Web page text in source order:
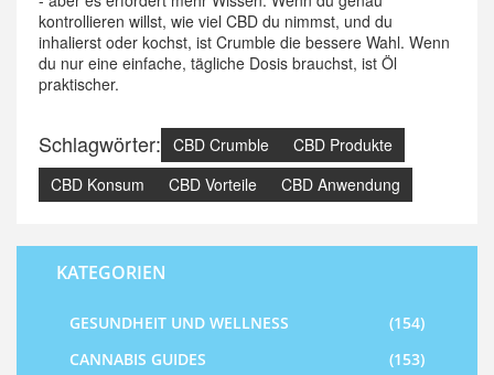
kontrollieren willst, wie viel CBD du nimmst, und du
inhalierst oder kochst, ist Crumble die bessere Wahl. Wenn
du nur eine einfache, tägliche Dosis brauchst, ist Öl
praktischer.
Schlagwörter: CBD Crumble
CBD Produkte
CBD Konsum
CBD Vorteile CBD Anwendung
KATEGORIEN
GESUNDHEIT UND WELLNESS
(154)
CANNABIS GUIDES
(153)